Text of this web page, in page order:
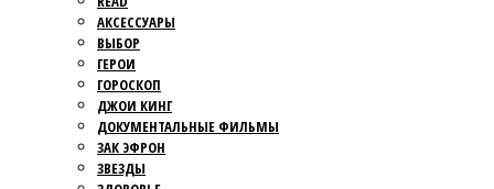
АКСЕССУАРЫ
ВЫБОР
ГЕРОИ
ГОРОСКОП
ДЖОИ КИНГ
ДОКУМЕНТАЛЬНЫЕ ФИЛЬМЫ
ЗАК ЭФРОН
ЗВЕЗДЫ